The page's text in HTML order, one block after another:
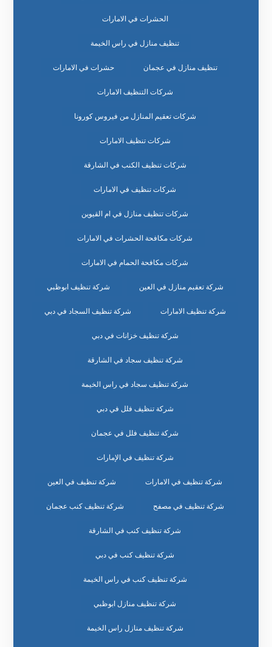
الحشرات في الامارات
تنظيف منازل في راس الخيمة
تنظيف منازل في عجمان حشرات في الامارات
شركات التنظيف الامارات
شركات تعقيم المنازل من فيروس كورونا
شركات تنظيف الامارات
شركات تنظيف الكنب في الشارقة
شركات تنظيف في الامارات
شركات تنظيف منازل في ام القيوين
شركات مكافحة الحشرات في الامارات
شركات مكافحة الحمام في الامارات
شركة تعقيم منازل في العين شركة تنظيف ابوظبي
شركة تنظيف الامارات شركة تنظيف السجاد في دبي
شركة تنظيف خزانات في دبي
شركة تنظيف سجاد في الشارقة
شركة تنظيف سجاد في راس الخيمة
شركة تنظيف فلل في دبي
شركة تنظيف فلل في عجمان
شركة تنظيف في الإمارات
شركة تنظيف في الامارات شركة تنظيف في العين
شركة تنظيف في مصفح شركة تنظيف كنب عجمان
شركة تنظيف كنب في الشارقة
شركة تنظيف كنب في دبي
شركة تنظيف كنب في راس الخيمة
شركة تنظيف منازل ابوظبي
شركة تنظيف منازل راس الخيمة